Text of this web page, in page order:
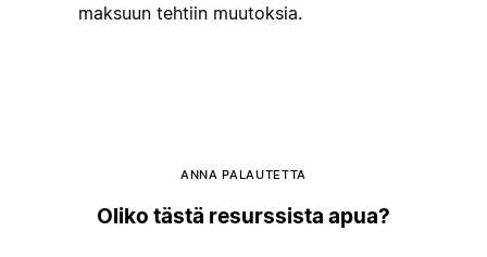
maksuun tehtiin muutoksia.
ANNA PALAUTETTA
Oliko tästä resurssista apua?